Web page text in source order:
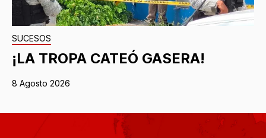
SUCESOS
¡LA TROPA CATEÓ GASERA!
8 Agosto 2026